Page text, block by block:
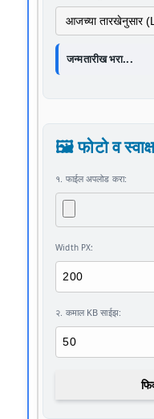
जन्मतारीख भरा...
🖼️ फोटो व
१. फाईल अपलोड करा:
Width PX:
२. कमाल KB साईझ: